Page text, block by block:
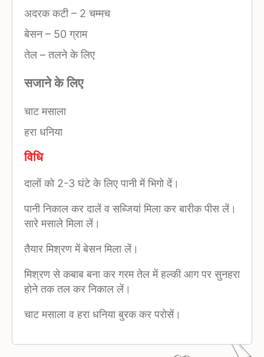
अदरक कटी– 2 चम्मच
बेसन– 50 ग्राम
तेल –तलने के लिए
सजाने के लिए
चाट मसाला
हरा धनिया
विधि
दालों को 2-3 घंटे के लिए पानी में भिगो दें।
पानी निकाल कर दालें व सब्जियां मिला कर बारीक पीस लें।
सारे मसाले मिला लें।
तैयार मिश्रण में बेसन मिला लें।
मिश्रण से कबाब बना कर गरम तेल में हल्की आग पर सुनहरा
होने तक तल कर निकाल लें।
चाट मसाला व हरा धनिया बुरक कर परोसें।